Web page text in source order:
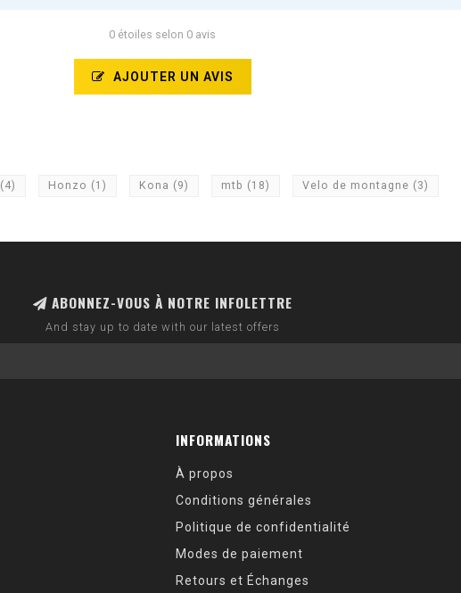
0 étoiles selon 0 avis
AJOUTER UN AVIS
(4) Honzo (1) Kona (9) mtb (18) Velo de montagne (3)
ABONNEZ-VOUS À NOTRE INFOLETTRE
And stay up to date with our latest offers
INFORMATIONS
À propos
Conditions générales
Politique de confidentialité
Modes de paiement
Retours et Échanges